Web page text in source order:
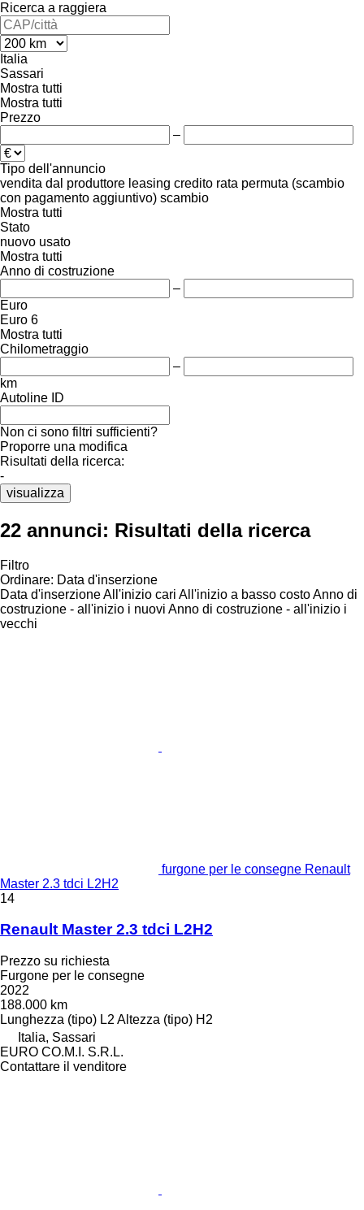
Ricerca a raggiera
Italia
Sassari
Mostra tutti
Mostra tutti
Prezzo
–
Tipo dell'annuncio
vendita dal produttore leasing credito rata permuta (scambio
con pagamento aggiuntivo) scambio
Mostra tutti
Stato
nuovo usato
Mostra tutti
Anno di costruzione
–
Euro
Euro 6
Mostra tutti
Chilometraggio
–
km
Autoline ID
Non ci sono filtri sufficienti?
Proporre una modifica
Risultati della ricerca:
-
visualizza
22 annunci: Risultati della ricerca
Filtro
Ordinare: Data d'inserzione
Data d'inserzioneAll'inizio cari All'inizio a basso costoAnno di
costruzione - all'inizio i nuovi Anno di costruzione - all'inizio i
vecchi
furgone per le consegne Renault
Master 2.3 tdci L2H2
14
Renault Master 2.3 tdci L2H2
Prezzo su richiesta
Furgone per le consegne
2022
188.000 km
Lunghezza (tipo) L2 Altezza (tipo) H2
Italia, Sassari
EURO CO.M.I. S.R.L.
Contattare il venditore